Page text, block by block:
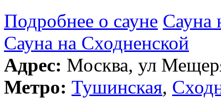
Подробнее о сауне Сауна
Сауна на Сходненской
Адрес: Москва, ул
Метро: Тушинская,